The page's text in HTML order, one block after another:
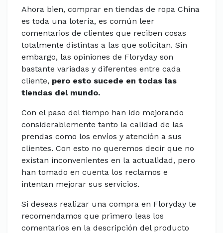
Ahora bien, comprar en tiendas de ropa China
es toda una lotería, es común leer
comentarios de clientes que reciben cosas
totalmente distintas a las que solicitan. Sin
embargo, las opiniones de Floryday son
bastante variadas y diferentes entre cada
cliente, pero esto sucede en todas las
tiendas del mundo.
Con el paso del tiempo han ido mejorando
considerablemente tanto la calidad de las
prendas como los envíos y atención a sus
clientes. Con esto no queremos decir que no
existan inconvenientes en la actualidad, pero
han tomado en cuenta los reclamos e
intentan mejorar sus servicios.
Si deseas realizar una compra en Floryday te
recomendamos que primero leas los
comentarios en la descripción del producto